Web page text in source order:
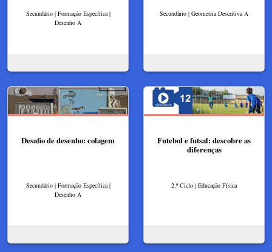
Secundário | Formação Específica |
Desenho A
Secundário | Geometria Descritiva A
Desafio de desenho: colagem
Secundário | Formação Específica |
Desenho A
Futebol e futsal: descobre as
diferenças
2.º Ciclo | Educação Física